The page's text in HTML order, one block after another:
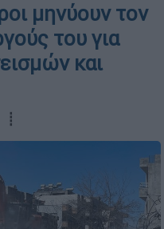
μηνύουν τον
του για
και
┋